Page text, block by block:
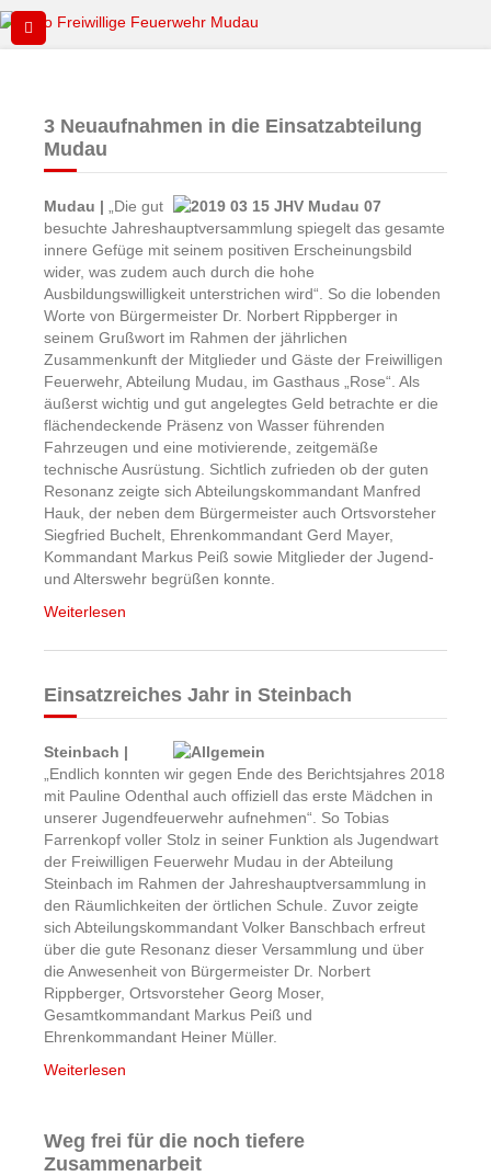
3 Neuaufnahmen in die Einsatzabteilung
Mudau
Mudau | „Die gut
besuchte Jahreshauptversammlung spiegelt das gesamte
innere Gefüge mit seinem positiven Erscheinungsbild
wider, was zudem auch durch die hohe
Ausbildungswilligkeit unterstrichen wird“. So die lobenden
Worte von Bürgermeister Dr. Norbert Rippberger in
seinem Grußwort im Rahmen der jährlichen
Zusammenkunft der Mitglieder und Gäste der Freiwilligen
Feuerwehr, Abteilung Mudau, im Gasthaus „Rose“. Als
äußerst wichtig und gut angelegtes Geld betrachte er die
flächendeckende Präsenz von Wasser führenden
Fahrzeugen und eine motivierende, zeitgemäße
technische Ausrüstung. Sichtlich zufrieden ob der guten
Resonanz zeigte sich Abteilungskommandant Manfred
Hauk, der neben dem Bürgermeister auch Ortsvorsteher
Siegfried Buchelt, Ehrenkommandant Gerd Mayer,
Kommandant Markus Peiß sowie Mitglieder der Jugend-
und Alterswehr begrüßen konnte.
Weiterlesen
Einsatzreiches Jahr in Steinbach
Steinbach |
„Endlich konnten wir gegen Ende des Berichtsjahres 2018
mit Pauline Odenthal auch offiziell das erste Mädchen in
unserer Jugendfeuerwehr aufnehmen“. So Tobias
Farrenkopf voller Stolz in seiner Funktion als Jugendwart
der Freiwilligen Feuerwehr Mudau in der Abteilung
Steinbach im Rahmen der Jahreshauptversammlung in
den Räumlichkeiten der örtlichen Schule. Zuvor zeigte
sich Abteilungskommandant Volker Banschbach erfreut
über die gute Resonanz dieser Versammlung und über
die Anwesenheit von Bürgermeister Dr. Norbert
Rippberger, Ortsvorsteher Georg Moser,
Gesamtkommandant Markus Peiß und
Ehrenkommandant Heiner Müller.
Weiterlesen
Weg frei für die noch tiefere
Zusammenarbeit